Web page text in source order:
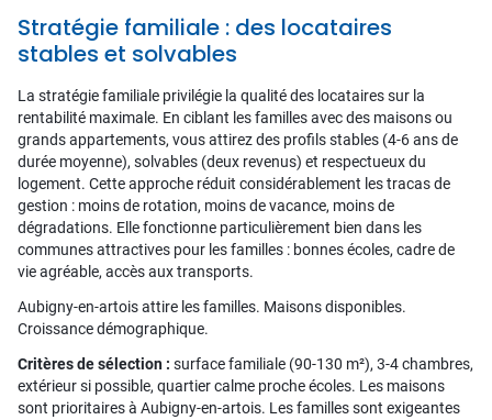
Stratégie familiale : des locataires
stables et solvables
La stratégie familiale privilégie la qualité des locataires sur la
rentabilité maximale. En ciblant les familles avec des maisons ou
grands appartements, vous attirez des profils stables (4-6 ans de
durée moyenne), solvables (deux revenus) et respectueux du
logement. Cette approche réduit considérablement les tracas de
gestion : moins de rotation, moins de vacance, moins de
dégradations. Elle fonctionne particulièrement bien dans les
communes attractives pour les familles : bonnes écoles, cadre de
vie agréable, accès aux transports.
Aubigny-en-artois attire les familles. Maisons disponibles.
Croissance démographique.
Critères de sélection : surface familiale (90-130 m²), 3-4 chambres,
extérieur si possible, quartier calme proche écoles. Les maisons
sont prioritaires à Aubigny-en-artois. Les familles sont exigeantes